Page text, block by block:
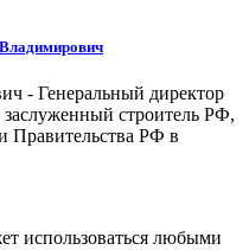
- Генеральный директор
строитель РФ,
Правительства РФ в
использоваться любыми